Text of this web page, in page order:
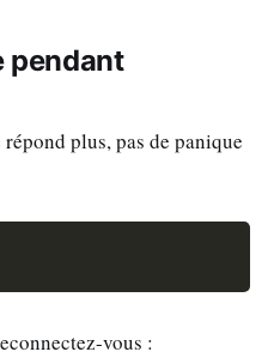
pendant
plus, pas de panique
vous :